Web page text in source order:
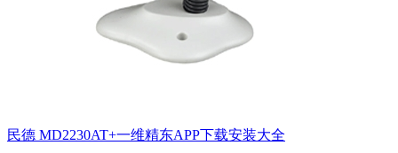
民德 MD2230AT+一维精东APP下载安装大全